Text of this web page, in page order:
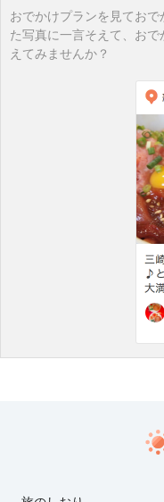
おでかけプランを見てお
た写真に一言そえて、お
えてみませんか？